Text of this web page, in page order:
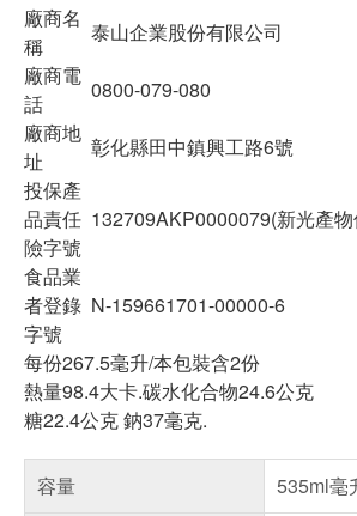
廠商名
稱
泰山企業股份有限公司
廠商電
話
0800-079-080
廠商地
址
彰化縣田中鎮興工路6號
投保產
品責任
險字號
132709AKP0000079(新光產
食品業
者登錄
字號
N-159661701-00000-6
每份267.5毫升/本包裝含2份
熱量98.4大卡.碳水化合物24.6公克
糖22.4公克 鈉37毫克.
容量
535ml毫